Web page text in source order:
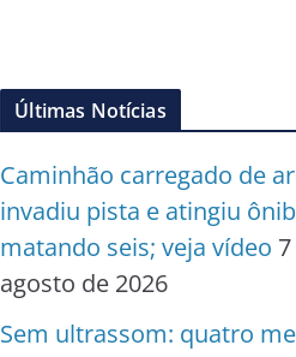
Últimas Notícias
Caminhão carregado de
invadiu pista e atingiu
matando seis; veja vídeo
agosto de 2026
Sem ultrassom: quatro